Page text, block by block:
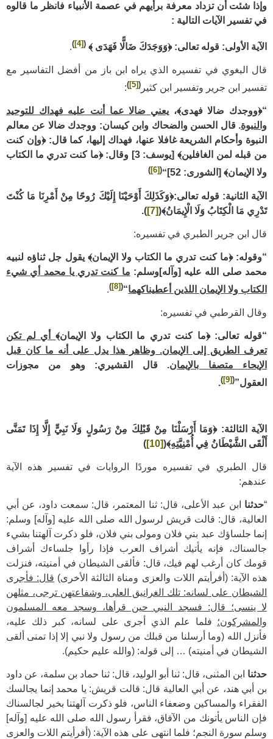
وإذا شئت أن تزداد معرفة برأيهم في عصمة الأنبياء فانظر ما قالوه
في تفسير الآيات التالية :
الآية الأولى: قوله تعالى: ﴿وَوَجَدَكَ ضَالًّا فَهَدَى ﴾ (
[4]
)
.
قال البغوي في تفسيره الذي يراه ابن باز من أفضل التفاسير مع
تفسير ابن جرير وتفسير ابن كثير (
[5]
)
:
“﴿ووجدك ضالا فهدى﴾، يعني ضالا عما أنت عليه فهداك للتوحيد
والنبوة. قال الحسن والضحاك وابن كيسان: ووجدك ضالا عن معالم
النبوة وأحكام الشريعة غافلا عنها، فهداك إليها، كما قال: ﴿وإن كنت
من قبله لمن الغافلين﴾ [يوسف: 3]
وقال: ﴿ما كنت تدري ما الكتاب
ولا الإيمان﴾ [الشورى: 52] “
(
[6]
)
الآية الثانية: قوله تعالى:﴿وَكَذَلِكَ أَوْحَيْنَا إِلَيْكَ رُوحًا مِنْ أَمْرِنَا مَا كُنْتَ
تَدْرِي مَا الْكِتَابُ وَلَا الْإِيمَانُ﴾(
[7]
)
.
قال ابن جرير الطبري في تفسيره:
“وقوله: ﴿ما كنت تدري ما الكتاب ولا الإيمان﴾ يقول جل ثناؤه لنبيه
محمد صلى الله عليه [وآله]وسلم: ما كنت تدري يا محمد أي شيء
الكتاب ولا الإيمان اللذين أعطيناكهما“
(
[8]
)
.
وقال القرطبي في تفسيره:
“قوله تعالى: ﴿ما كنت تدري ما الكتاب ولا الإيمان﴾أي لم تكن
تعرف الطريق إلى الإيمان. وظاهر هذا يدل على أنه ما كان قبل
الإيحاء متصفا بالإيمان. قال القشيري: وهو من مجوزات
العقول”(
[9]
)
.
الآية الثالثة: ﴿وَمَا أَرْسَلْنَا مِنْ قَبْلِكَ مِنْ رَسُولٍ وَلَا نَبِيٍّ إِلَّا إِذَا تَمَنَّى
أَلْقَى الشَّيْطَانُ فِي أُمْنِيَّتِهِ﴾(
[10]
)
قال الطبري في تفسيره موردًا الروايات في تفسير هذه الآية
عندهم:
“حدثنا ابن عبد الأعلى، قال: ثنا المعتمر، قال: سمعت داود، عن أبي
العالية، قال: قالت قريش لرسول الله صلى الله عليه [وآله] وسلم:
إنما جلساؤك عبد بني فلان ومولى بني فلان، فلو ذكرت آلهتنا بشيء
جالسناك، فإنه يأتيك أشراف العرب فإذا رأوا جلساءك أشراف
قومك كان أرغب لهم فيك، قال: فألقى الشيطان في أمنيته، فنزلت
هذه الآية: (أفرأيتم اللات والعزى ومناة الثالثة الأخرى) قال: فأجرى
الشيطان على لسانه: تلك الغرانيق العلى، وشفاعتهن ترجى، مثلهن
لا ينسى؛ قال: فسجد النبي حين قرأها، وسجد معه المسلمون
والمشركون؛ فلما علم الذي أجرى على لسانه، كبر ذلك عليه،
فأنزل الله (وما أرسلنا من قبلك من رسول ولا نبي إلا إذا تمنى ألقى
الشيطان في أمنيته) … إلى قوله: (والله عليم حكيم).
حدثنا ابن المثنى، قال: ثنا أبو الوليد، قال: ثنا حماد بن سلمة، عن داود
بن أبي هند، عن أبي العالية قال: قالت قريش: يا محمد إنما يجالسك
الفقراء والمساكين وضعفاء الناس، فلو ذكرت آلهتنا بخير لجالسناك
فإن الناس يأتونك من الآفاق، فقرأ رسول الله صلى الله عليه [وآله]
وسلم سورة النجم؛ فلما انتهى على هذه الآية: (أفرأيتم اللات والعزى